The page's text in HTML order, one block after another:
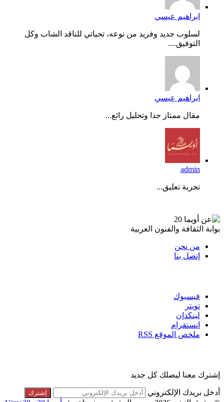
ابراهيم عيسي
لسلوب جديد وفريد من نوعه، تحياتي للناقد الشاب وكل
التوفيق....
ابراهيم عيسي
مقال ممتاز جدا وتحليل رائع...
admin
تجربة تعليق...
بوابة الثقافة والفنون العربية
من نحن
إتصل بنا
فيسبوك
تويتر
لينكدإن
انستقرام
ملخص الموقع RSS
إشترك معنا ليصلك كل جديد
أدخل بريدك الإلكتروني